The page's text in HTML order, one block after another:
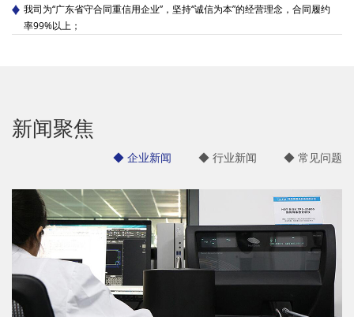
我司为“广东省守合同重信用企业”，坚持“诚信为本”的经营理念，合同履约
率99%以上；
新闻聚焦
◆ 企业新闻 ◆ 行业新闻 ◆ 常见问题